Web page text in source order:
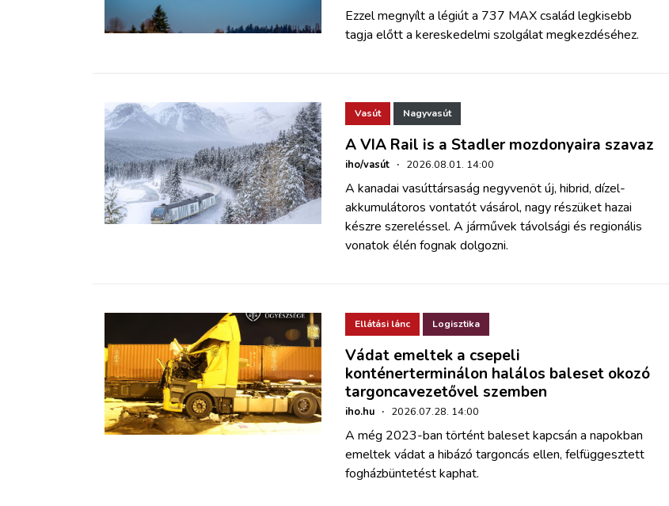
Ezzel megnyílt a légiút a 737 MAX család legkisebb
tagja előtt a kereskedelmi szolgálat megkezdéséhez.
Vasút Nagyvasút
A VIA Rail is a Stadler mozdonyaira szavaz
iho/vasút · 2026.08.01. 14:00
A kanadai vasúttársaság negyvenöt új, hibrid, dízel-
akkumulátoros vontatót vásárol, nagy részüket hazai
készre szereléssel. A járművek távolsági és regionális
vonatok élén fognak dolgozni.
Ellátási lánc Logisztika
Vádat emeltek a csepeli
konténerterminálon halálos baleset okozó
targoncavezetővel szemben
iho.hu · 2026.07.28. 14:00
A még 2023-ban történt baleset kapcsán a napokban
emeltek vádat a hibázó targoncás ellen, felfüggesztett
fogházbüntetést kaphat.